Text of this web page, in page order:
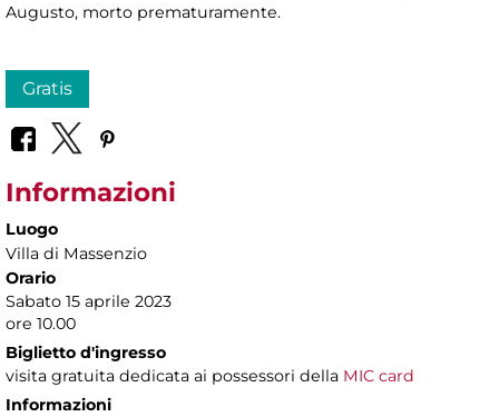
Augusto, morto prematuramente.
Gratis
Informazioni
Luogo
Villa di Massenzio
Orario
Sabato 15 aprile 2023
ore 10.00
Biglietto d'ingresso
visita gratuita dedicata ai possessori della MIC card
Informazioni